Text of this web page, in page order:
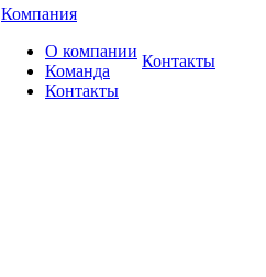
Компания
О компании
Команда
Контакты
Контакты